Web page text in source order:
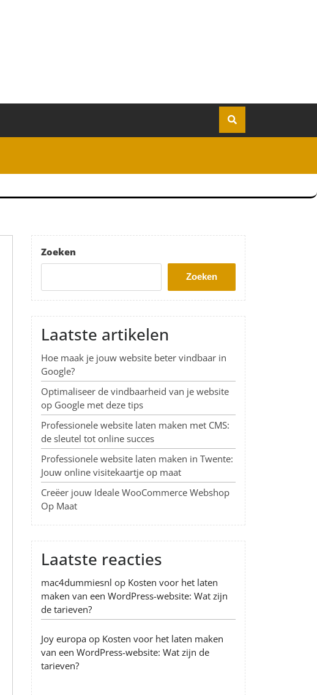
Zoeken
Zoeken
Laatste artikelen
Hoe maak je jouw website beter vindbaar in
Google?
Optimaliseer de vindbaarheid van je website
op Google met deze tips
Professionele website laten maken met CMS:
de sleutel tot online succes
Professionele website laten maken in Twente:
Jouw online visitekaartje op maat
Creëer jouw Ideale WooCommerce Webshop
Op Maat
Laatste reacties
mac4dummiesnl op Kosten voor het laten
maken van een WordPress-website: Wat zijn
de tarieven?
Joy europa op Kosten voor het laten maken
van een WordPress-website: Wat zijn de
tarieven?